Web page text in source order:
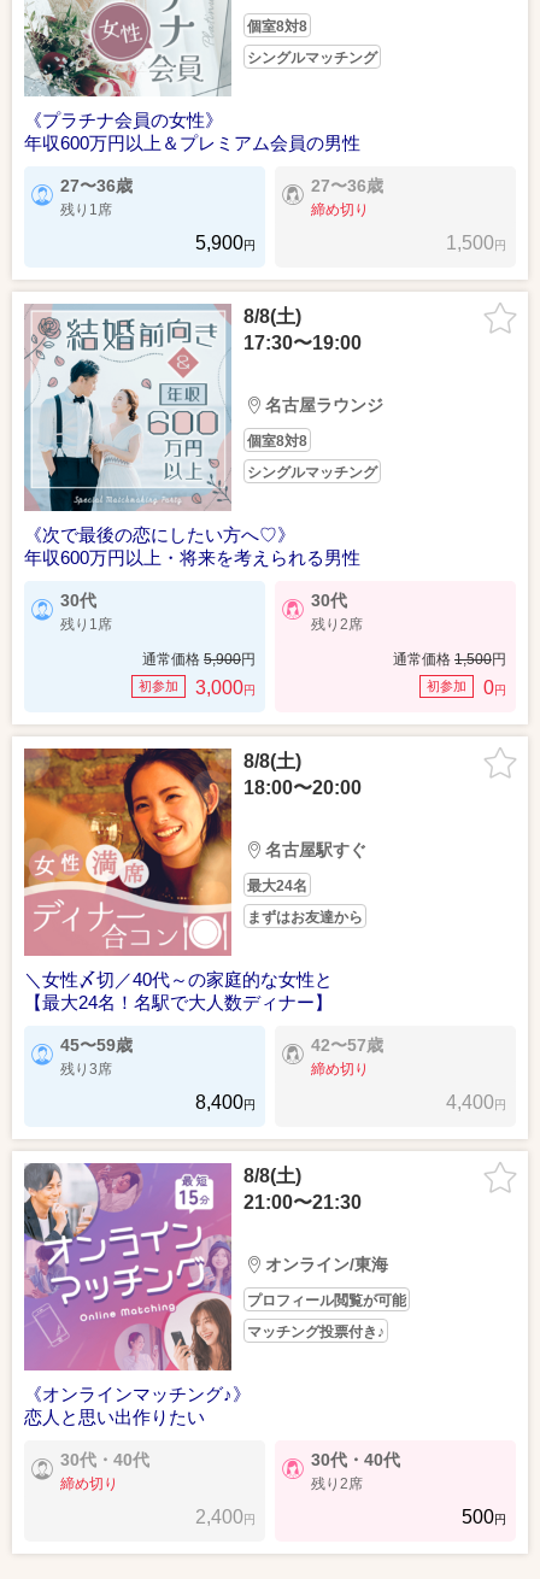
個室8対8
シングルマッチング
《プラチナ会員の女性》
年収600万円以上＆プレミアム会員の男性
27〜36歳
残り1席
5,900円
27〜36歳
締め切り
1,500円
8/8(土)
17:30〜19:00
名古屋ラウンジ
個室8対8
シングルマッチング
《次で最後の恋にしたい方へ♡》
年収600万円以上・将来を考えられる男性
30代
残り1席
通常価格 5,900円
初参加 3,000円
30代
残り2席
通常価格 1,500円
初参加 0円
8/8(土)
18:00〜20:00
名古屋駅すぐ
最大24名
まずはお友達から
＼女性〆切／40代～の家庭的な女性と
【最大24名！名駅で大人数ディナー】
45〜59歳
残り3席
8,400円
42〜57歳
締め切り
4,400円
8/8(土)
21:00〜21:30
オンライン/東海
プロフィール閲覧が可能
マッチング投票付き♪
《オンラインマッチング♪》
恋人と思い出作りたい
30代・40代
締め切り
2,400円
30代・40代
残り2席
500円